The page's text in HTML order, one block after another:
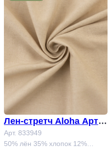
Лен-стретч Aloha Арт. 8
33949 (1+2,5м)
Арт. 833949
50% лён 35% хлопок 12%